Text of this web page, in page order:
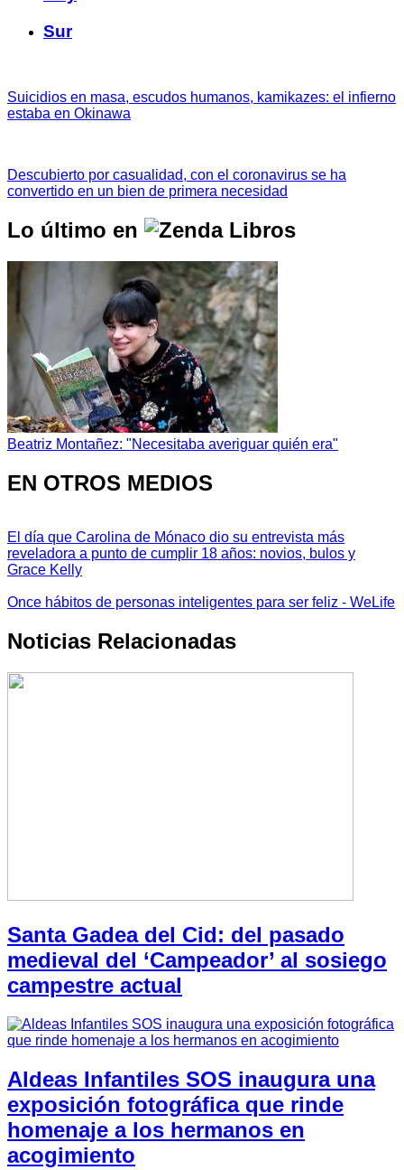
Sur
Suicidios en masa, escudos humanos, kamikazes: el infierno
estaba en Okinawa
Descubierto por casualidad, con el coronavirus se ha
convertido en un bien de primera necesidad
Lo último en
Beatriz Montañez: "Necesitaba averiguar quién era"
EN OTROS MEDIOS
El día que Carolina de Mónaco dio su entrevista más
reveladora a punto de cumplir 18 años: novios, bulos y
Grace Kelly
Once hábitos de personas inteligentes para ser feliz - WeLife
Noticias Relacionadas
Santa Gadea del Cid: del pasado
medieval del ‘Campeador’ al sosiego
campestre actual
Aldeas Infantiles SOS inaugura una
exposición fotográfica que rinde
homenaje a los hermanos en
acogimiento